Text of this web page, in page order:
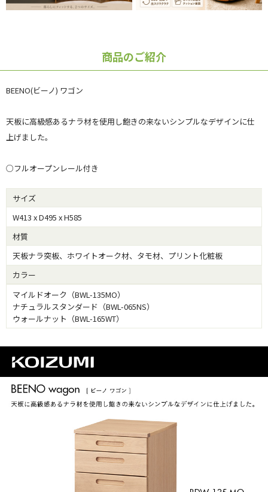
商品のご紹介
BEENO(ビーノ) ワゴン
天板に高級感あるナラ材を使用し飽きの来ないシンプルなデザインに仕
上げました。
○フルオープンレール付き
サイズ
W413 x D495 x H585
材質
天板ナラ突板、ホワイトオーク材、タモ材、プリント化粧板
カラー
マイルドオーク（BWL-135MO）
ナチュラルスタンダード（BWL-065NS）
ウォールナット（BWL-165WT）